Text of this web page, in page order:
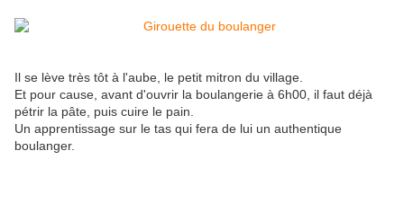
Il se lève très tôt à l'aube, le petit mitron du village.
Et pour cause, avant d'ouvrir la boulangerie à 6h00, il faut déjà
pétrir la pâte, puis cuire le pain.
Un apprentissage sur le tas qui fera de lui un authentique
boulanger.